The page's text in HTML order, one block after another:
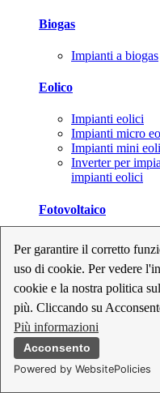
Per garantire il corretto
uso di cookie. Per vedere
cookie e la nostra politica
più. Cliccando su
Più informazioni
Acconsento
Powered by WebsitePolicies
Biogas
Impianti a biogas
Eolico
Impianti eolici
Impianti micro
Impianti mini
Inverter per
impianti eolici
Fotovoltaico
Inverter per
Kit per impianti
Moduli
Sistemi di
Strumenti di
fotovoltaici
Supporti per
Geotermia